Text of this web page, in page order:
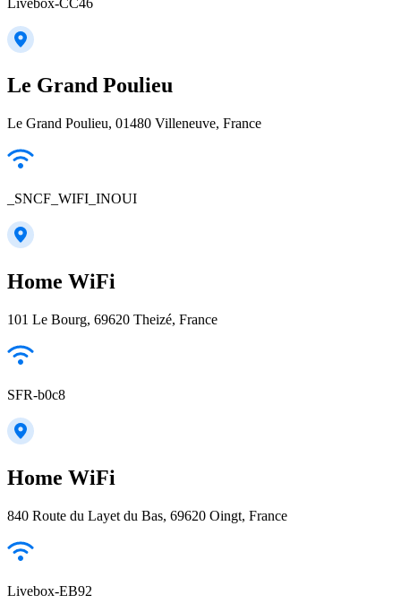
Le Grand Poulieu
Le Grand Poulieu, 01480 Villeneuve, France
_SNCF_WIFI_INOUI
Home WiFi
101 Le Bourg, 69620 Theizé, France
SFR-b0c8
Home WiFi
840 Route du Layet du Bas, 69620 Oingt, France
Livebox-EB92